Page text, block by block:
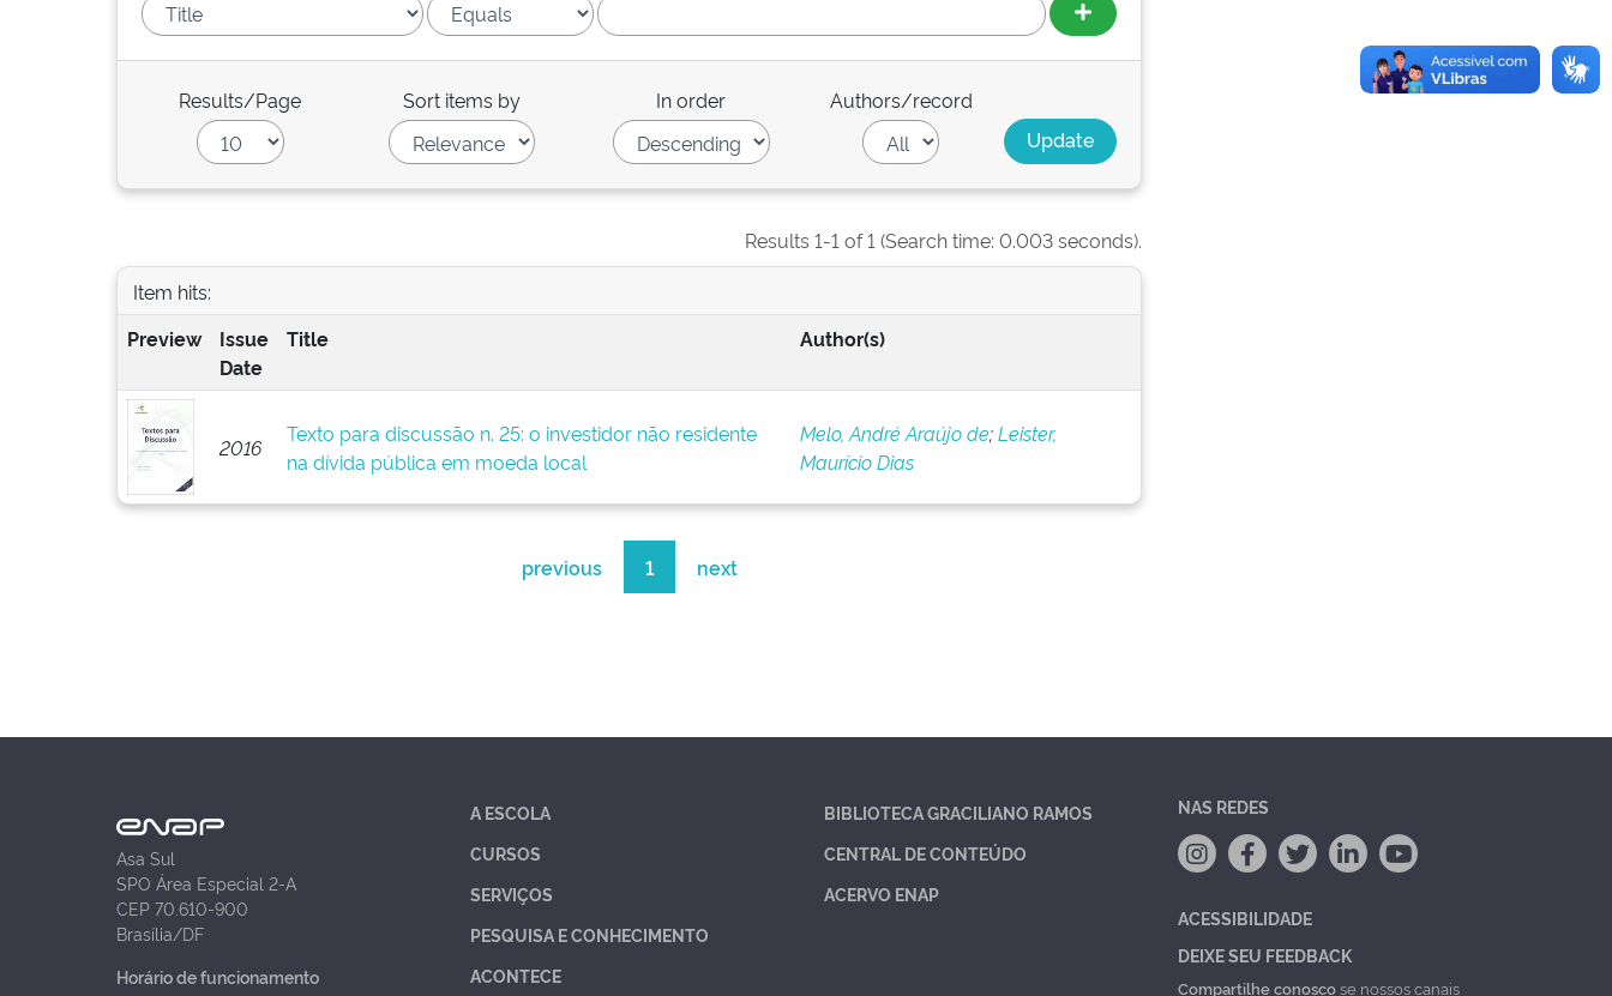
Results/Page Sort items by In order Authors/record
Results 1-1 of 1 (Search time: 0.003 seconds).
Item hits:
Preview
Issue
Date
Title Author(s)
2016
Texto para discussão n. 25: o investidor não residente
na dívida pública em moeda local
Melo, André Araújo de;Leister,
Maurício Dias
previous 1 next
Asa Sul
SPO Área Especial 2-A
CEP 70.610-900
Brasília/DF
Horário de funcionamento
A ESCOLA
CURSOS
SERVIÇOS
PESQUISA E CONHECIMENTO
ACONTECE
BIBLIOTECA GRACILIANO RAMOS
CENTRAL DE CONTEÚDO
ACERVO ENAP
NAS REDES
ACESSIBILIDADE
DEIXE SEU FEEDBACK
Compartilhe conoscose nossos canais